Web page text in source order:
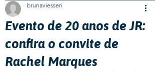
Evento de 20 anos de JR:
confira o convite de
Rachel Marques
brunaviesseri